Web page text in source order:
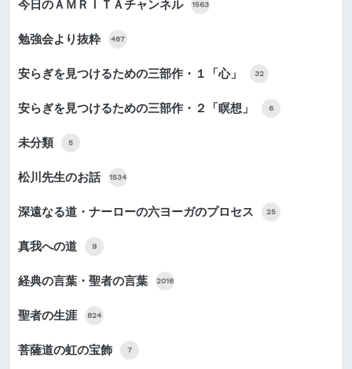
今日のＡＭＲＩＴＡチャンネル 1563
勉強会より抜粋 487
安らぎを見つけるための三部作・１「心」 32
安らぎを見つけるための三部作・２「瞑想」 6
未分類 5
松川先生のお話 1534
深遠なる道・ナーローの六ヨーガのプロセス 25
真我への道 9
経典の言葉・聖者の言葉 2016
聖者の生涯 824
菩薩道の虹の宝飾 7